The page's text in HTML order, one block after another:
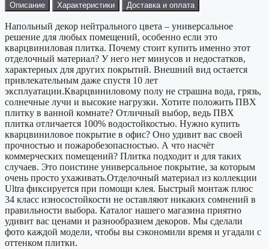
Описание
Характеристики Доставка и оплата
Напольный декор нейтрального цвета – универсальное
решение для любых помещений, особенно если это
кварцвиниловая плитка. Почему стоит купить именно этот
отделочный материал? У него нет минусов и недостатков,
характерных для других покрытий. Внешний вид остается
привлекательным даже спустя 10 лет
эксплуатации.Кварцвиниловому полу не страшна вода, грязь,
солнечные лучи и высокие нагрузки. Хотите положить ПВХ
плитку в ванной комнате? Отличный выбор, ведь ПВХ
плитка отличается 100% водостойкостью. Нужно купить
кварцвиниловое покрытие в офис? Оно удивит вас своей
прочностью и пожаробезопасностью. А что насчёт
коммерческих помещений? Плитка подходит и для таких
случаев. Это поистине универсальное покрытие, за которым
очень просто ухаживать.Отделочный материал из коллекции
Ultra фиксируется при помощи клея. Быстрый монтаж плюс
34 класс износостойкости не оставляют никаких сомнений в
правильности выбора. Каталог нашего магазина приятно
удивит вас ценами и разнообразием декоров. Мы сделали
фото каждой модели, чтобы вы сэкономили время и угадали с
оттенком плитки.